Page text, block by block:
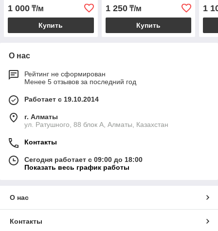
1 000 ₸/м
Купить
1 250₸/м
Купить
1
О нас
Рейтинг не сформирован
Менее 5 отзывов за последний год
Работает с 19.10.2014
г. Алматы
ул. Ратушного, 88 блок A, Алматы, Казахстан
Контакты
Сегодня работает с 09:00 до 18:00
Показать весь график работы
О нас
Контакты